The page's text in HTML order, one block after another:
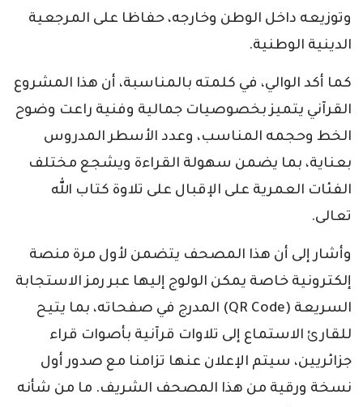
وتوزيعه داخل الوطن وخارجه، حفاظا على المرجعية
الدينية الوطنية.
كما أكد الوالي، في كلمته بالمناسبة، أن هذا المشروع
القرآني يتميز بخصوصيات جمالية وفنية راعت وضوح
الخط وحجمه المناسب، وعدد الأسطر المدروس
بعناية، بما يضمن سهولة القراءة ويشجع مختلف
الفئات العمرية على الإقبال على تلاوة كتاب الله
تعالى.
وأشار إلى أن هذا المصحف يتضمن لأول مرة منصة
إلكترونية خاصة يمكن الولوج إليها عبر رمز الاستجابة
السريعة (QR Code) المدرج في صفحاته، بما يتيح
للقارئ الاستماع إلى تلاوات قرآنية بأصوات قراء
جزائريين، سيتم الإعلان عنها تزامنا مع صدور أول
نسخة ورقية من هذا المصحف الشريف. ما من شأنه